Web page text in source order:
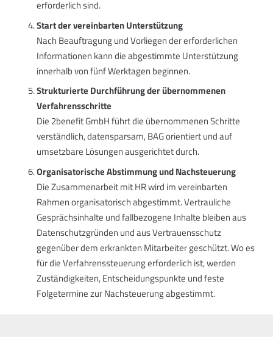
erforderlich sind.
Start der vereinbarten Unterstützung
Nach Beauftragung und Vorliegen der erforderlichen
Informationen kann die abgestimmte Unterstützung
innerhalb von fünf Werktagen beginnen.
Strukturierte Durchführung der übernommenen
Verfahrensschritte
Die 2benefit GmbH führt die übernommenen Schritte
verständlich, datensparsam, BAG orientiert und auf
umsetzbare Lösungen ausgerichtet durch.
Organisatorische Abstimmung und Nachsteuerung
Die Zusammenarbeit mit HR wird im vereinbarten
Rahmen organisatorisch abgestimmt. Vertrauliche
Gesprächsinhalte und fallbezogene Inhalte bleiben aus
Datenschutzgründen und aus Vertrauensschutz
gegenüber dem erkrankten Mitarbeiter geschützt. Wo es
für die Verfahrenssteuerung erforderlich ist, werden
Zuständigkeiten, Entscheidungspunkte und feste
Folgetermine zur Nachsteuerung abgestimmt.